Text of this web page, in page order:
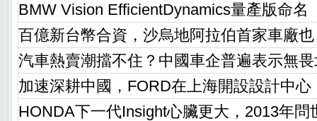
BMW Vision EfficientDynamics量產版命名
百億新台幣合資，沙烏地阿拉伯首家車廠
汽車熱賣潮擋不住？中國車企普遍表示無
加速深耕中國，FORD在上海開設設計中心
HONDA下一代Insight心臟更大，2013年問